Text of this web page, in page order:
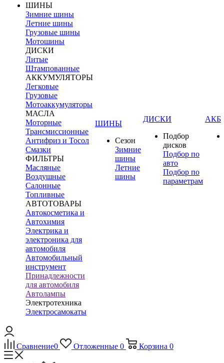
ШИНЫ
Зимние шины
Летние шины
Грузовые шины
Мотошины
ДИСКИ
Литые
Штампованные
АККУМУЛЯТОРЫ
Легковые
Грузовые
Мотоаккумуляторы
МАСЛА
Моторные
Трансмиссионные
Антифриз и Тосол
Смазки
ФИЛЬТРЫ
Масляные
Воздушные
Салонные
Топливные
АВТОТОВАРЫ
Автокосметика и
Автохимия
Электрика и
электроника для
автомобиля
Автомобильный
инструмент
Принадлежности
для автомобиля
Автолампы
Электротехника
Электросамокаты
ШИНЫ
Сезон
Зимние
шины
Летние
шины
ДИСКИ
Подбор
дисков
Подбор по
авто
Подбор по
параметрам
АКБ
Сравнение0 Отложенные 0 Корзина 0